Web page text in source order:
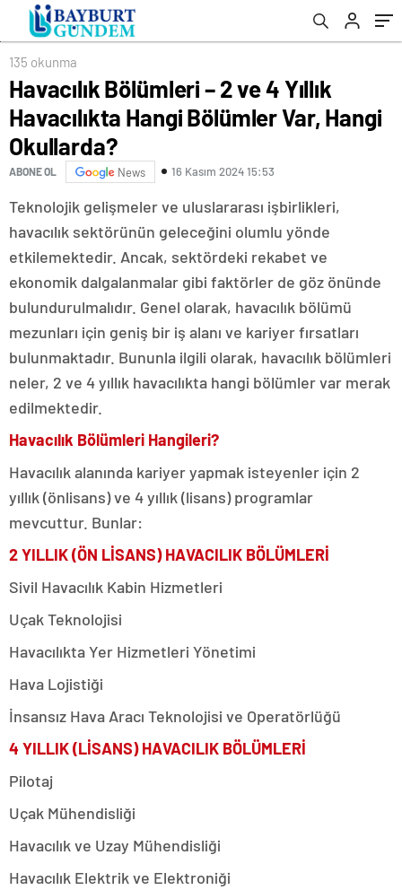
135 okunma
Havacılık Bölümleri – 2 ve 4 Yıllık
Havacılıkta Hangi Bölümler Var, Hangi
Okullarda?
ABONE OL News 16 Kasım 2024 15:53
Teknolojik gelişmeler ve uluslararası işbirlikleri,
havacılık sektörünün geleceğini olumlu yönde
etkilemektedir. Ancak, sektördeki rekabet ve
ekonomik dalgalanmalar gibi faktörler de göz önünde
bulundurulmalıdır. Genel olarak, havacılık bölümü
mezunları için geniş bir iş alanı ve kariyer fırsatları
bulunmaktadır. Bununla ilgili olarak, havacılık bölümleri
neler, 2 ve 4 yıllık havacılıkta hangi bölümler var merak
edilmektedir.
Havacılık Bölümleri Hangileri?
Havacılık alanında kariyer yapmak isteyenler için 2
yıllık (önlisans) ve 4 yıllık (lisans) programlar
mevcuttur. Bunlar:
2 YILLIK (ÖN LİSANS) HAVACILIK BÖLÜMLERİ
Sivil Havacılık Kabin Hizmetleri
Uçak Teknolojisi
Havacılıkta Yer Hizmetleri Yönetimi
Hava Lojistiği
İnsansız Hava Aracı Teknolojisi ve Operatörlüğü
4 YILLIK (LİSANS) HAVACILIK BÖLÜMLERİ
Pilotaj
Uçak Mühendisliği
Havacılık ve Uzay Mühendisliği
Havacılık Elektrik ve Elektroniği